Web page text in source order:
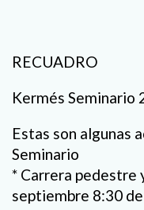
RECUADRO
Kermés Seminario
Estas son algunas
Seminario
* Carrera pedestre
septiembre 8:30